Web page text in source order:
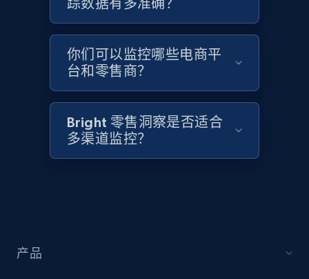
Home Depot US - Discover products by
specified UPC
URL, Domain, Country code, Model number,
Sku, Product id, Product name, Manufacturer,
and more.
355+ 立即开始
and more.
踪数据有多准确？
你们可以监控哪些电商平
台和零售商？
Bright 零售洞察是否适合
多渠道监控？
产品